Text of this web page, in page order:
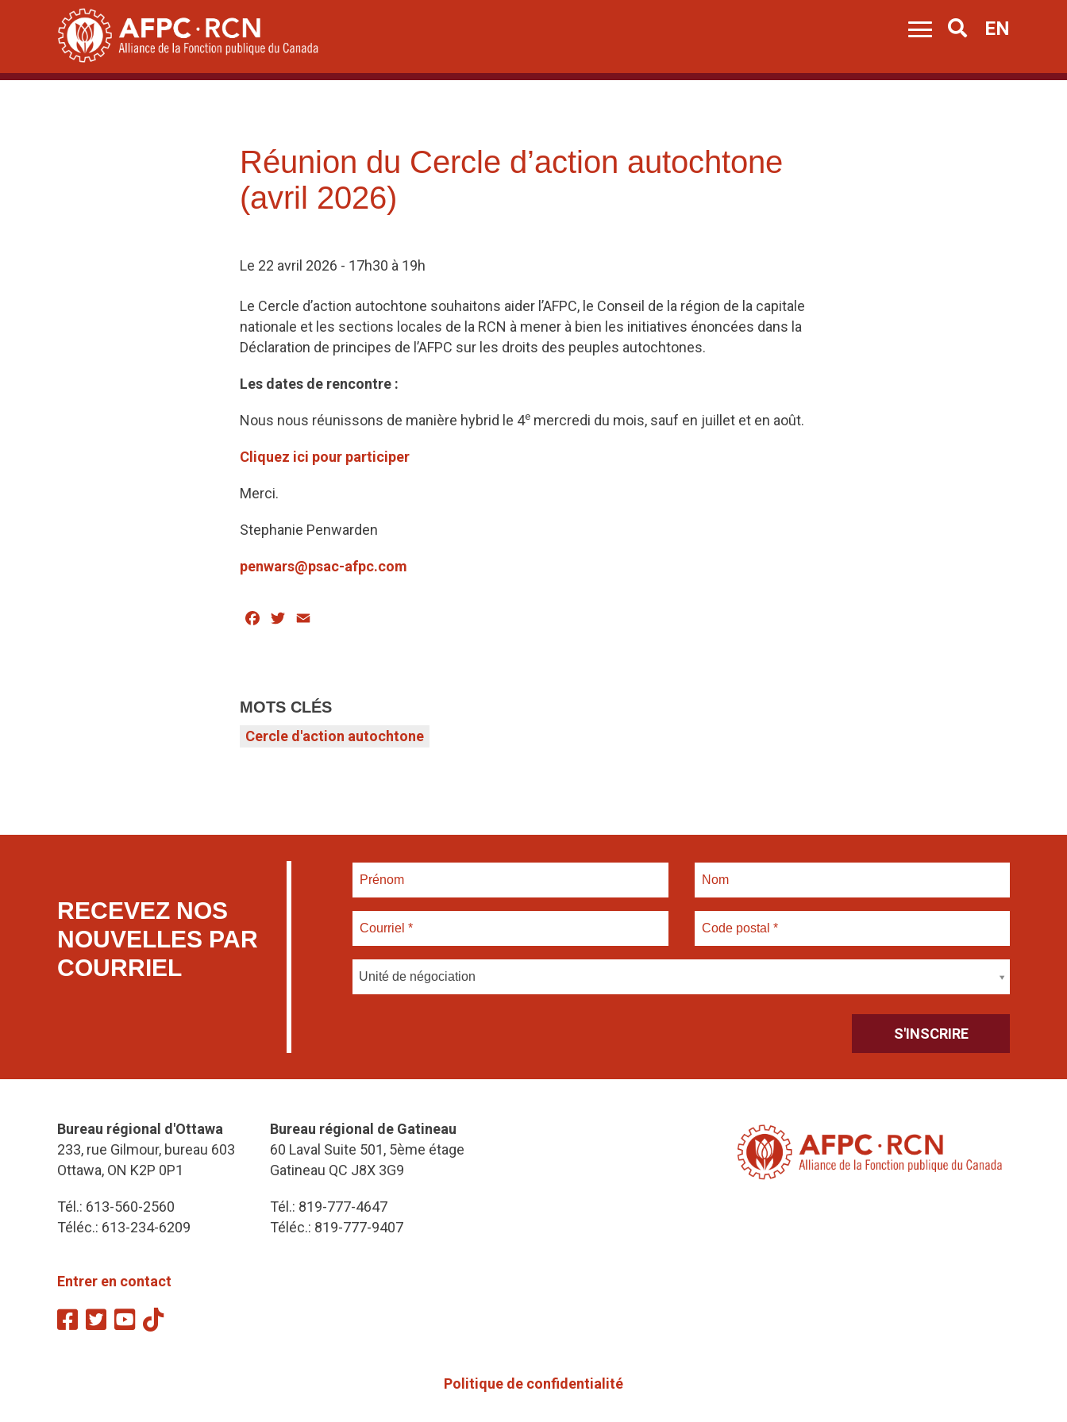
Search
EN
Réunion du Cercle d’action autochtone
(avril 2026)
Le 22 avril 2026 - 17h30 à 19h
Le Cercle d’action autochtone souhaitons aider l’AFPC, le Conseil de la région de la capitale
nationale et les sections locales de la RCN à mener à bien les initiatives énoncées dans la
Déclaration de principes de l’AFPC sur les droits des peuples autochtones.
Les dates de rencontre :
Nous nous réunissons de manière hybrid le 4e mercredi du mois, sauf en juillet et en août.
Cliquez ici pour participer
Merci.
Stephanie Penwarden
penwars@psac-afpc.com
Facebook
Twitter
MOTS CLÉS
Cercle d'action autochtone
RECEVEZ NOS
NOUVELLES PAR
COURRIEL
Unité de négociation
Bureau régional d'Ottawa
233, rue Gilmour, bureau 603
Ottawa, ON K2P 0P1
Tél.: 613-560-2560
Téléc.: 613-234-6209
Bureau régional de Gatineau
60 Laval Suite 501, 5ème étage
Gatineau QC J8X 3G9
Tél.: 819-777-4647
Téléc.: 819-777-9407
Entrer en contact
Politique de confidentialité